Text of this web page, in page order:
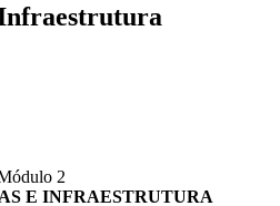
2
E INFRAESTRUTURA